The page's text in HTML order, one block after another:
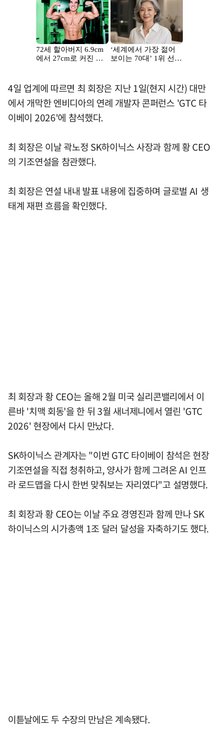
4일 업계에 따르면 최 회장은 지난 1일(현지 시간) 대만
에서 개막한 엔비디아의 연례 개발자 콘퍼런스 'GTC 타
이베이 2026'에 참석했다.
최 회장은 이날 곽노정 SK하이닉스 사장과 함께 황 CEO
의 기조연설을 참관했다.
최 회장은 연설 내내 발표 내용에 집중하며 글로벌 AI 생
태계 재편 흐름을 확인했다.
최 회장과 황 CEO는 올해 2월 미국 실리콘밸리에서 이
른바 '치맥 회동'을 한 뒤 3월 새너제니에서 열린 'GTC
2026' 현장에서 다시 만났다.
SK하이닉스 관계자는 "이번 GTC 타이베이 참석은 현장
기조연설을 직접 청취하고, 양사가 함께 그려온 AI 인프
라 로드맵을 다시 한번 맞춰보는 자리였다"고 설명했다.
최 회장과 황 CEO는 이날 주요 경영진과 함께 만나 SK
하이닉스의 시가총액 1조 달러 달성을 자축하기도 했다.
이튿날에도 두 수장의 만남은 계속됐다.